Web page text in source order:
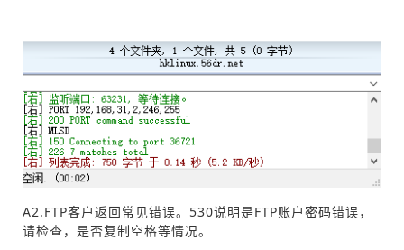
A2.FTP客户返回常见错误。530说明是FTP账户密码错误，
请检查，是否复制空格等情况。